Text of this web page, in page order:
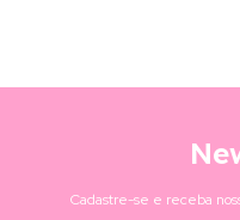
Cadastre-se e receba